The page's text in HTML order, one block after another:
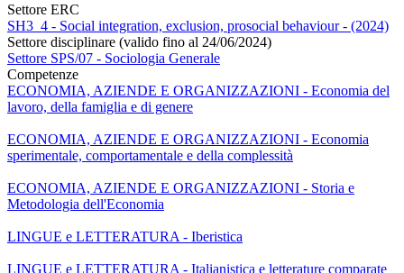
Settore ERC
SH3_4 - Social integration, exclusion, prosocial behaviour - (2024)
Settore disciplinare (valido fino al 24/06/2024)
Settore SPS/07 - Sociologia Generale
Competenze
ECONOMIA, AZIENDE E ORGANIZZAZIONI - Economia del
lavoro, della famiglia e di genere
ECONOMIA, AZIENDE E ORGANIZZAZIONI - Economia
sperimentale, comportamentale e della complessità
ECONOMIA, AZIENDE E ORGANIZZAZIONI - Storia e
Metodologia dell'Economia
LINGUE e LETTERATURA - Iberistica
LINGUE e LETTERATURA - Italianistica e letterature comparate